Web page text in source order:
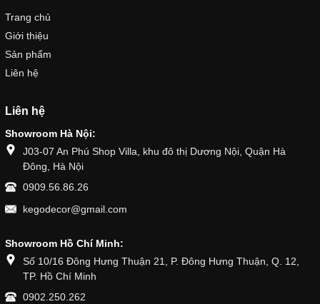
Trang chủ
Giới thiệu
Sản phẩm
Liên hệ
Liên hệ
Showroom Hà Nội:
J03-07 An Phú Shop Villa, khu đô thị Dương Nội, Quận Hà
Đông, Hà Nội
0909.56.86.26
kegodecor@gmail.com
Showroom Hồ Chí Minh:
Số 10/16 Đông Hưng Thuận 21, P. Đông Hưng Thuận, Q. 12,
TP. Hồ Chí Minh
0902.250.262